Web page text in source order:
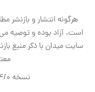
هرگونه انتشار و بازنشر
است، آزاد بوده و توصیه
سایت میدان با ذکر منبع
نسخه ۴/۰ –